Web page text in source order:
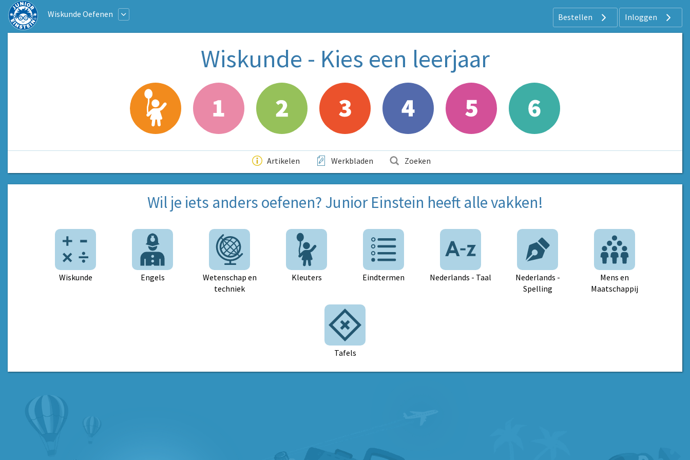
Wiskunde Oefenen Bestellen Inloggen
Wiskunde - Kies een leerjaar
Artikelen Werkbladen Zoeken
Wil je iets anders oefenen? Junior Einstein heeft alle vakken!
Wiskunde Engels
Wetenschap en
techniek
Kleuters Eindtermen Nederlands - Taal
Nederlands -
Spelling
Mens en
Maatschappij
Tafels